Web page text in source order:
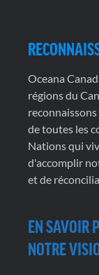
Oceana
régions du
de toutes les
Nations qui
d'accomplir
et de
EN SAVOIR
NOTRE